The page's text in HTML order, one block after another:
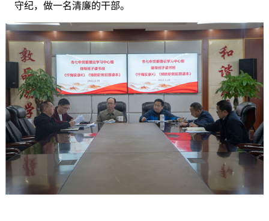
守纪，做一名清廉的干部。